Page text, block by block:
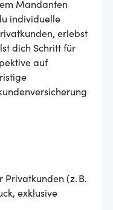
Mandanten
individuelle
erlebst
dich Schritt für
auf
Privatkunden (z. B.
exklusive